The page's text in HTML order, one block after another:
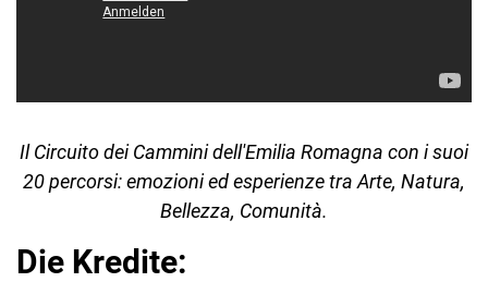
Il Circuito dei Cammini dell'Emilia Romagna con i suoi
20 percorsi: emozioni ed esperienze tra Arte, Natura,
Bellezza, Comunità.
Die Kredite: